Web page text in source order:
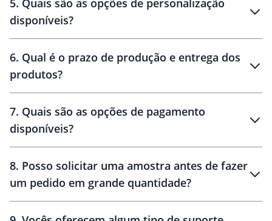
personalização
amostra virtual
5. Quais são as opções de personalização
disponíveis?
6. Qual é o prazo de produção e entrega dos
produtos?
10 dias
brinde
48 horas
7. Quais são as opções de pagamento
disponíveis?
8. Posso solicitar uma amostra antes de fazer
um pedido em grande quantidade?